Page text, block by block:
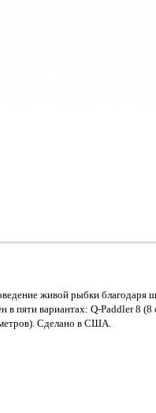
живой рыбки благодаря
пяти вариантах: Q-Paddler 8
Сделано в США.